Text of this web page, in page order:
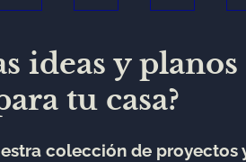
ideas y
tu casa?
colección de proyectos